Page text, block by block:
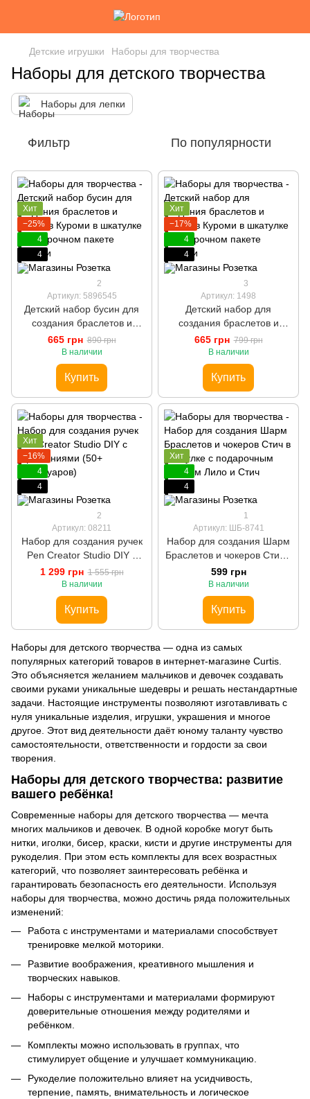
Детские игрушки Наборы для творчества
Наборы для детского творчества
Наборы для лепки
Фильтр По популярности
Хит
−25%
4
4
2
Артикул: 5896545
Детский набор бусин для
создания браслетов и
чокеров Куроми в шкатулке
в подарочном пакете
Куроми
665 грн 890 грн
В наличии
Купить
Хит
−17%
4
4
3
Артикул: 1498
Детский набор для
создания браслетов и
чокеров Куроми в шкатулке
в подарочном пакете
Куроми
665 грн 799 грн
В наличии
Купить
Хит
−16%
4
4
2
Артикул: 08211
Набор для создания ручек
Pen Creator Studio DIY с
украшениями (50+
аксессуаров)
1 299 грн 1 555 грн
В наличии
Купить
Хит
4
4
1
Артикул: ШБ-8741
Набор для создания Шарм
Браслетов и чокеров Стич в
шкатулке с подарочным
пакетом Лило и Стич
599 грн
В наличии
Купить
Наборы для детского творчества — одна из самых
популярных категорий товаров в интернет-магазине Curtis.
Это объясняется желанием мальчиков и девочек создавать
своими руками уникальные шедевры и решать нестандартные
задачи. Настоящие инструменты позволяют изготавливать с
нуля уникальные изделия, игрушки, украшения и многое
другое. Этот вид деятельности даёт юному таланту чувство
самостоятельности, ответственности и гордости за свои
творения.
Наборы для детского творчества: развитие
вашего ребёнка!
Современные наборы для детского творчества — мечта
многих мальчиков и девочек. В одной коробке могут быть
нитки, иголки, бисер, краски, кисти и другие инструменты для
рукоделия. При этом есть комплекты для всех возрастных
категорий, что позволяет заинтересовать ребёнка и
гарантировать безопасность его деятельности. Используя
наборы для творчества, можно достичь ряда положительных
изменений:
Работа с инструментами и материалами способствует
тренировке мелкой моторики.
Развитие воображения, креативного мышления и
творческих навыков.
Наборы с инструментами и материалами формируют
доверительные отношения между родителями и
ребёнком.
Комплекты можно использовать в группах, что
стимулирует общение и улучшает коммуникацию.
Рукоделие положительно влияет на усидчивость,
терпение, память, внимательность и логическое